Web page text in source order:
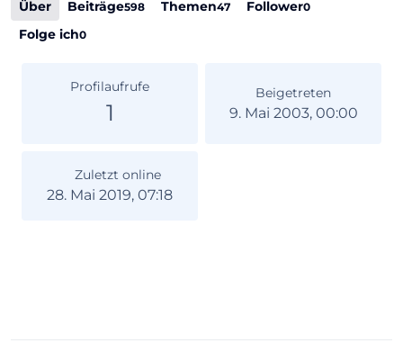
Über Beiträge598 Themen47 Follower0
Folge ich0
Profilaufrufe
1
Beigetreten
9. Mai 2003, 00:00
Zuletzt online
28. Mai 2019, 07:18